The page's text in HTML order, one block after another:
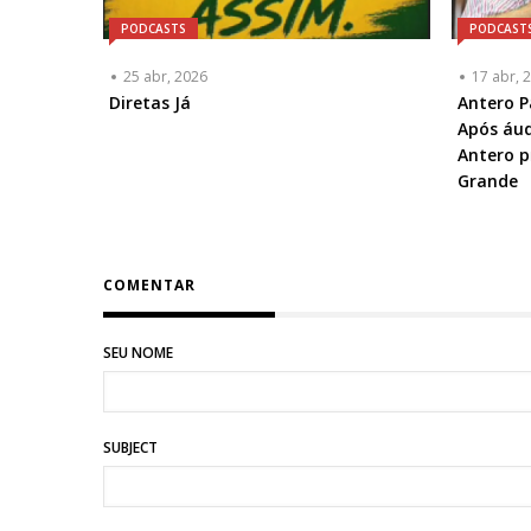
PODCASTS
25 abr, 2026
Diretas Já
17 abr,
ou
-
Antero
Após
Antero
Grande
COMENTAR
SEU NOME
SUBJECT